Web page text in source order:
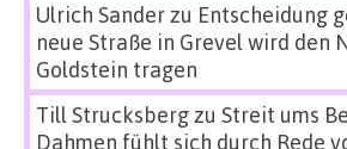
Ulrich Sanderzu Entscheidung
neue Straße in Grevel wird den
Goldstein tragen
Till Strucksbergzu Streit ums
Dahmen fühlt sich durch Rede